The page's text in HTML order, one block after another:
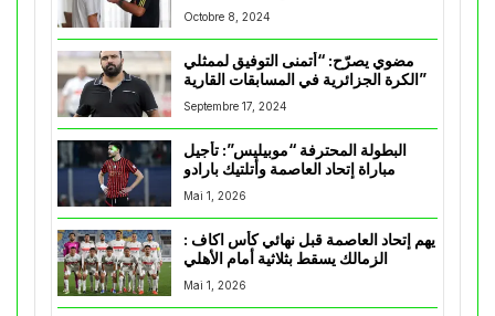
Octobre 8, 2024
مضوي يصرّح: “أتمنى التوفيق لممثلي
الكرة الجزائرية في المسابقات القارية”
Septembre 17, 2024
البطولة المحترفة “موبيليس”: تأجيل
مباراة إتحاد العاصمة وأتلتيك بارادو
Mai 1, 2026
يهم إتحاد العاصمة قبل نهائي كأس اكاف :
Mai 1, 2026